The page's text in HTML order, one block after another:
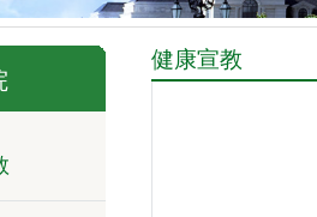
健康宣教